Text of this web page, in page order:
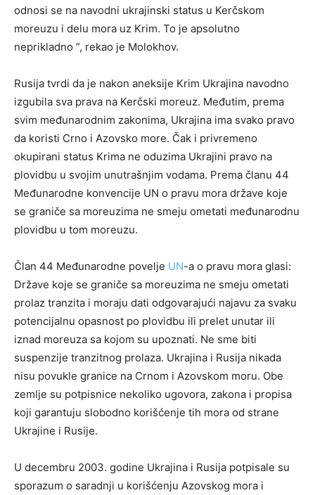
odnosi se na navodni ukrajinski status u Kerčskom
moreuzu i delu mora uz Krim. To je apsolutno
neprikladno ”, rekao je Molokhov.
Rusija tvrdi da je nakon aneksije Krim Ukrajina navodno
izgubila sva prava na Kerčski moreuz. Međutim, prema
svim međunarodnim zakonima, Ukrajina ima svako pravo
da koristi Crno i Azovsko more. Čak i privremeno
okupirani status Krima ne oduzima Ukrajini pravo na
plovidbu u svojim unutrašnjim vodama. Prema članu 44
Međunarodne konvencije UN o pravu mora države koje
se graniče sa moreuzima ne smeju ometati međunarodnu
plovidbu u tom moreuzu.
Član 44 Međunarodne povelje UN-a o pravu mora glasi:
Države koje se graniče sa moreuzima ne smeju ometati
prolaz tranzita i moraju dati odgovarajući najavu za svaku
potencijalnu opasnost po plovidbu ili prelet unutar ili
iznad moreuza sa kojom su upoznati. Ne sme biti
suspenzije tranzitnog prolaza. Ukrajina i Rusija nikada
nisu povukle granice na Crnom i Azovskom moru. Obe
zemlje su potpisnice nekoliko ugovora, zakona i propisa
koji garantuju slobodno korišćenje tih mora od strane
Ukrajine i Rusije.
U decembru 2003. godine Ukrajina i Rusija potpisale su
sporazum o saradnji u korišćenju Azovskog mora i